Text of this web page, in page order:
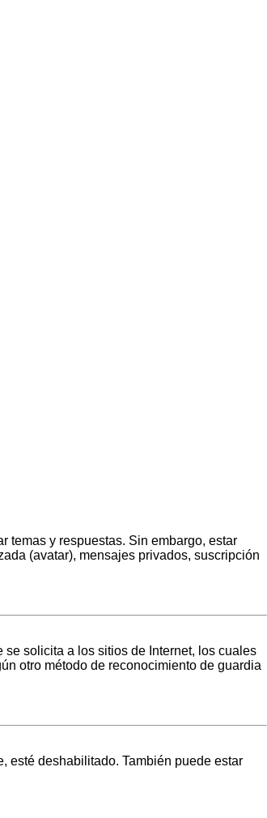
temas y respuestas. Sin embargo, estar
(avatar), mensajes privados, suscripción
solicita a los sitios de Internet, los cuales
otro método de reconocimiento de guardia
esté deshabilitado. También puede estar